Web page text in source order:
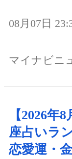
08月07日
マイナビニ
【2026年
座占いラ
恋愛運・